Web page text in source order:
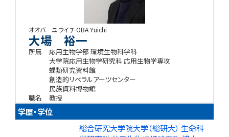
オオバ ユウイチOBA Yuichi
大場 裕一
所属
応用生物学部 環境生物科学科
大学院応用生物学研究科 応用生物学専攻
蝶類研究資料館
創造的リベラルアーツセンター
民族資料博物館
職名
教授
学歴・学位
総合研究大学院大学（総研大） 生命科